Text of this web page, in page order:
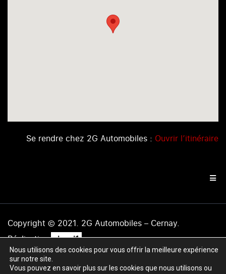
Se rendre chez 2G Automobiles : Ouvrir l’itinéraire
Copyright © 2021. 2G Automobiles – Cernay.
Réalisation .level1
Mentions légales|Politique de confidentialité|Plan du
site
Nous utilisons des cookies pour vous offrir la meilleure expérience
sur notre site.
Vous pouvez en savoir plus sur les cookies que nous utilisons ou